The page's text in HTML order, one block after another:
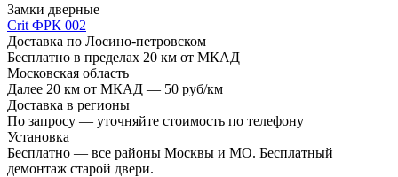
Замки дверные
Crit ФРК 002
Доставка по Лосино-петровском
Бесплатно в пределах 20 км от МКАД
Московская область
Далее 20 км от МКАД — 50 руб/км
Доставка в регионы
По запросу — уточняйте стоимость по телефону
Установка
Бесплатно — все районы Москвы и МО. Бесплатный
демонтаж старой двери.